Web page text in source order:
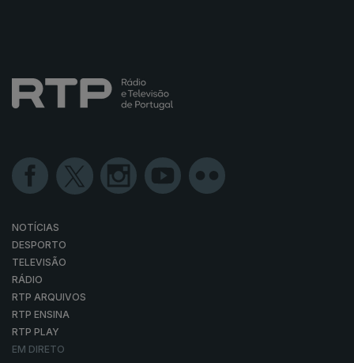
NOTÍCIAS
DESPORTO
TELEVISÃO
RÁDIO
RTP ARQUIVOS
RTP ENSINA
RTP PLAY
EM DIRETO